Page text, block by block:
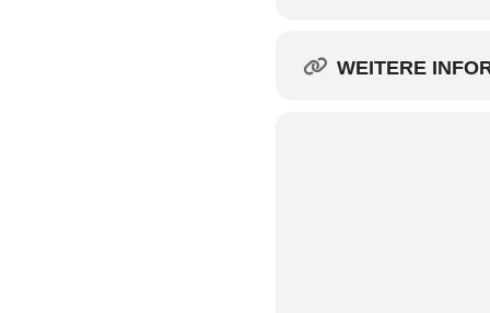
WEITERE